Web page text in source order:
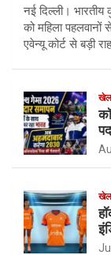
नई दिल्ली।
को महिला
एवेन्यू कोर्ट से बड़ी